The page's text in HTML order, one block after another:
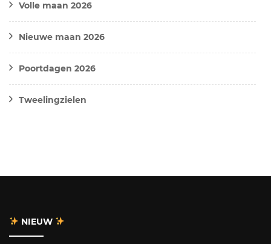
Volle maan 2026
Nieuwe maan 2026
Poortdagen 2026
Tweelingzielen
NIEUW